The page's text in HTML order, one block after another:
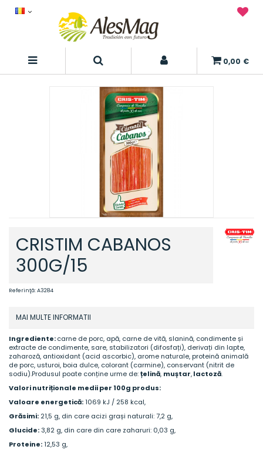
0,00 €
CRISTIM CABANOS
300G/15
Referinţă:A3284
MAI MULTE INFORMATII
Ingrediente:carne de porc, apă, carne de vită, slanină, condimente și
extracte de condimente, sare, stabilizatori (difosfați), derivați din lapte,
zaharoză, antioxidant (acid ascorbic), arome naturale, proteină animală
de porc, usturoi, boia dulce, colorant (carmine), conservant (nitrit de
sodiu).Produsul poate conține urme de:țelină, muștar,lactoză.
Valori nutriționale medii per 100g produs:
Valoare energetică:1069 kJ / 258 kcal,
Grăsimi: 21,5 g, din care acizi grași naturali:7,2 g,
Glucide:3,82 g, din care din care zaharuri: 0,03 g,
Proteine:12,53 g,